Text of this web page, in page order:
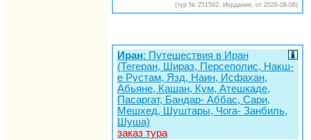
(тур № 251592, Иордания, от 2026-08-06)
Иран: Путешествия в Иран
(Тегеран, Шираз, Персеполис, Накш-
е Рустам, Язд, Наин, Исфахан,
Абьяне, Кашан, Кум, Атешкаде,
Пасаргат, Бандар- Аббас, Сари,
Мешхед, Шуштары, Чога- Занбиль,
Шуша)
заказ тура